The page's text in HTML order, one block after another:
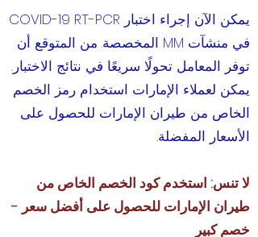
يمكن الآن إجراء اختبار COVID-19 RT-PCR
في منشآت MM المخصصة. من المتوقع أن
توفر المعامل تحولًا سريعًا في نتائج الاختبار.
يمكن لعملاء الإمارات استخدام رمز الخصم
الخاص من طيران الإمارات للحصول على
الأسعار المفضلة.
لا تنس: استخدم كود الخصم الخاص من
طيران الإمارات للحصول على أفضل سعر -
خصم كبير